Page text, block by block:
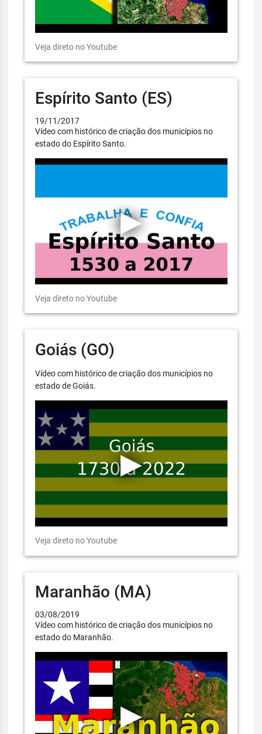
Veja direto no Youtube
Espírito Santo (ES)
19/11/2017
Vídeo com histórico de criação dos municípios no
estado do Espírito Santo.
Veja direto no Youtube
Goiás (GO)
Vídeo com histórico de criação dos municípios no
estado de Goiás.
Veja direto no Youtube
Maranhão (MA)
03/08/2019
Vídeo com histórico de criação dos municípios no
estado do Maranhão.